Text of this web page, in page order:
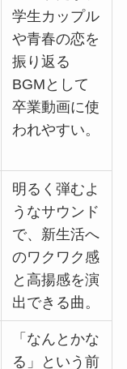
学生カップル
や青春の恋を
振り返る
BGMとして
卒業動画に使
われやすい。
明るく弾むよ
うなサウンド
で、新生活へ
のワクワク感
と高揚感を演
出できる曲。
「なんとかな
る」という前